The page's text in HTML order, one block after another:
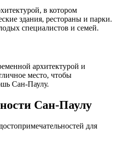
в котором
здания, рестораны и парки.
специалистов и семей.
архитектурой и
место, чтобы
Сан-Паулу.
Сан-Паулу
для